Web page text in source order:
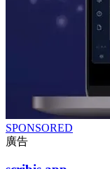
SPONSORED
廣告